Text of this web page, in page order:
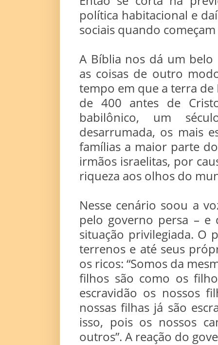
política habitacional e
sociais quando
A Bíblia nos dá um
as coisas de outro
tempo em que a terra
de 400 antes de
babilônico, um
desarrumada, os mais
famílias a maior parte
irmãos israelitas, por
riqueza aos olhos do
Nesse cenário soou a
pelo governo persa – e
situação privilegiada. O
terrenos e até seus
os ricos: “Somos da
filhos são como os
escravidão os nossos
nossas filhas já são
isso, pois os nossos
outros”. A reação do